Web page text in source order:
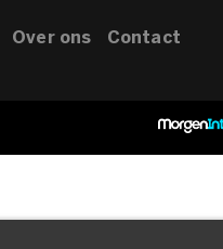
Over ons Contact